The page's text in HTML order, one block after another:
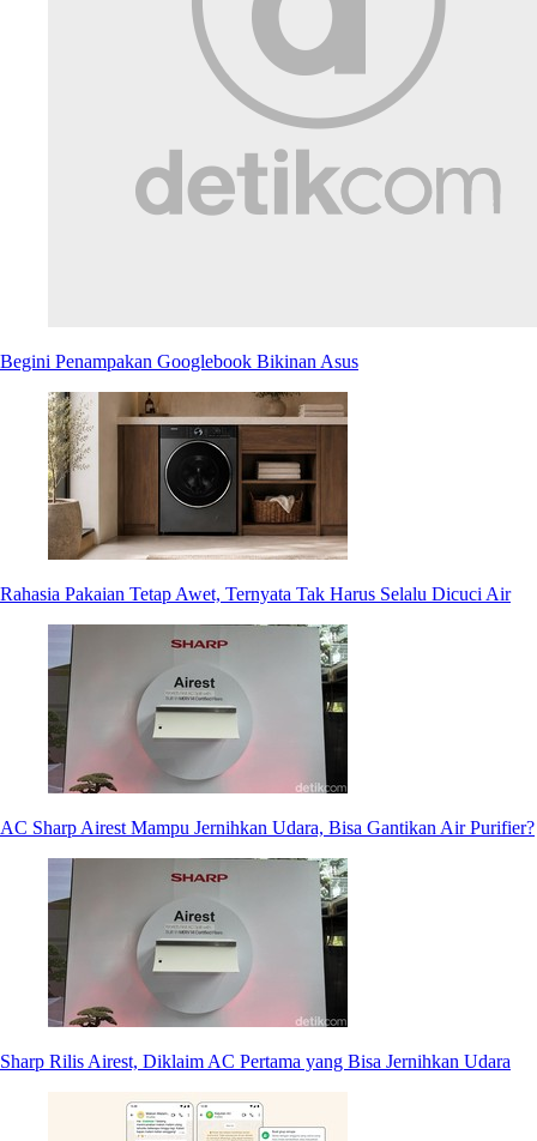
Begini Penampakan Googlebook Bikinan Asus
Rahasia Pakaian Tetap Awet, Ternyata Tak Harus Selalu Dicuci Air
AC Sharp Airest Mampu Jernihkan Udara, Bisa Gantikan Air Purifier?
Sharp Rilis Airest, Diklaim AC Pertama yang Bisa Jernihkan Udara